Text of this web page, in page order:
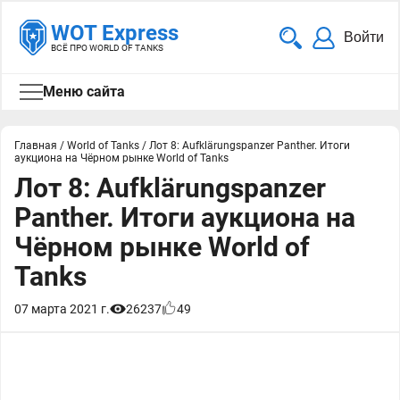
WOT Express
ВСЁ ПРО WORLD OF TANKS
Войти
Меню сайта
Главная / World of Tanks / Лот 8: Aufklärungspanzer Panther. Итоги
аукциона на Чёрном рынке World of Tanks
Лот 8: Aufklärungspanzer
Panther. Итоги аукциона на
Чёрном рынке World of
Tanks
07 марта 2021 г. 26237 49